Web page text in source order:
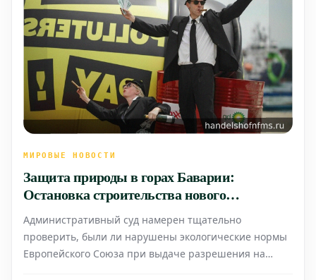
МИРОВЫЕ НОВОСТИ
Защита природы в горах Баварии:
Остановка строительства нового
кресельного подъемника на Фельхорне
Административный суд намерен тщательно
проверить, были ли нарушены экологические нормы
Европейского Союза при выдаче разрешения на